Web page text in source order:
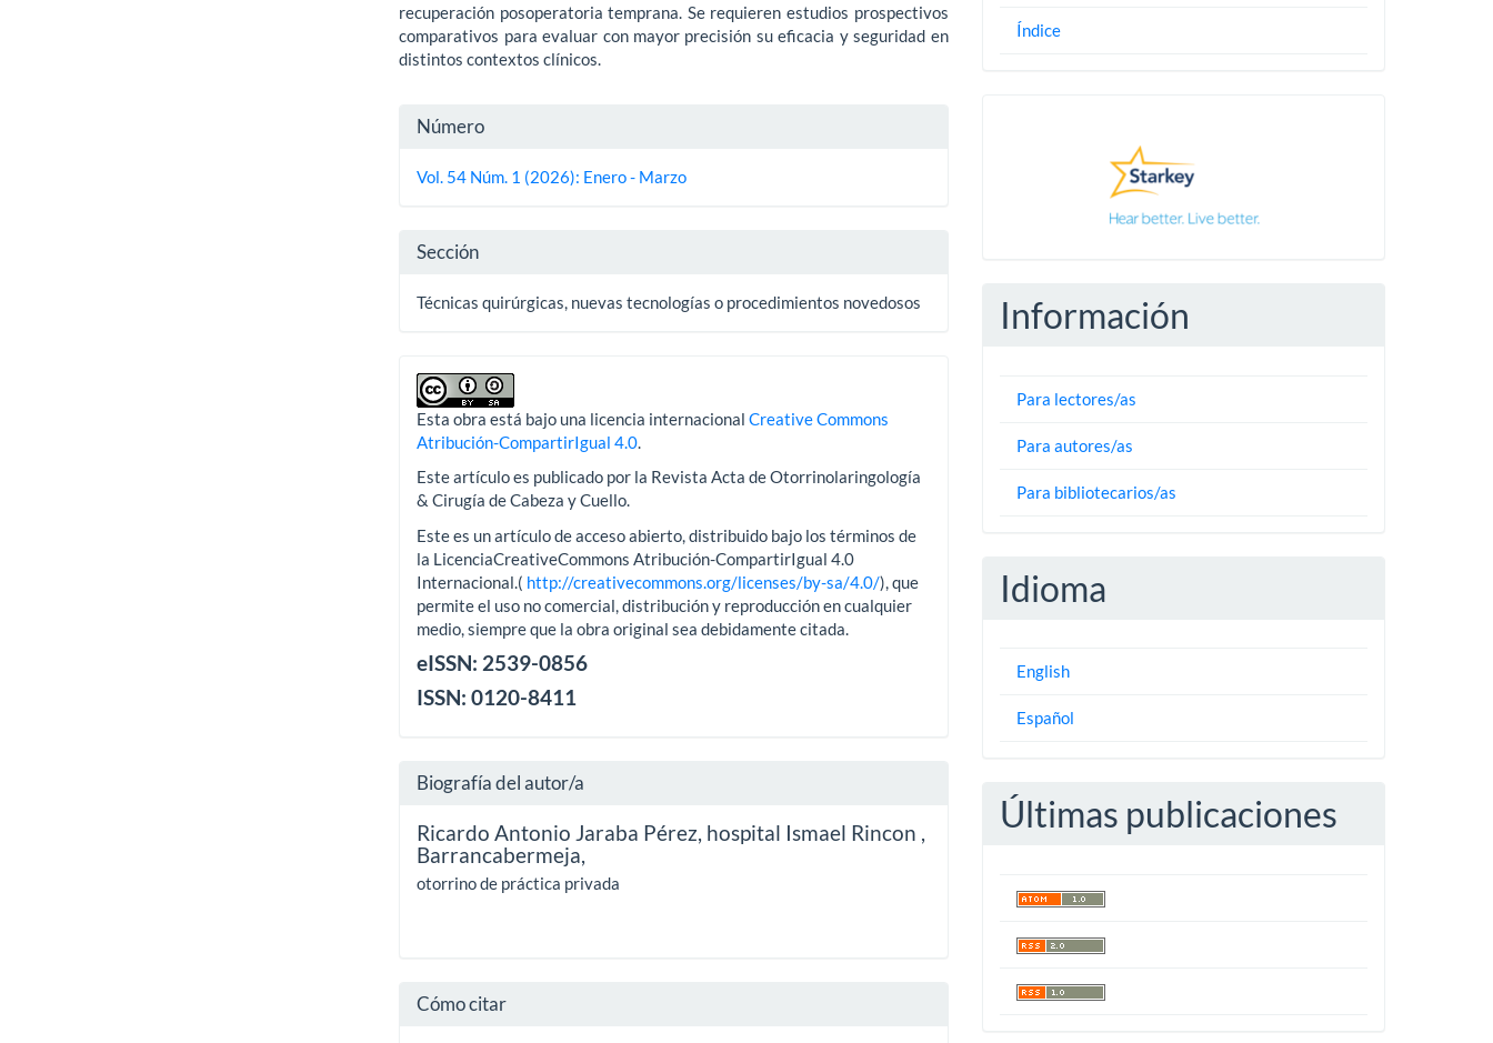
recuperación posoperatoria temprana. Se requieren estudios prospectivos
comparativos para eva­luar con mayor precisión su eficacia y seguridad en
distintos contextos clínicos.
Detalles
del
Número
Vol. 54 Núm. 1 (2026): Enero - Marzo
Sección
Técnicas quirúrgicas, nuevas tecnologías o procedimientos novedosos
Esta obra está bajo una licencia internacionalCreative Commons
Atribución-CompartirIgual 4.0
Este artículo es publicado por la Revista Acta de Otorrinolaringología
& Cirugía de Cabeza y Cuello.
Este es un artículo de acceso abierto, distribuido bajo los términos de
la LicenciaCreativeCommons Atribución-CompartirIgual 4.0
Internacional.( http://creativecommons.org/licenses/by-sa/4.0/), que
permite el uso no comercial, distribución y reproducción en cualquier
medio, siempre que la obra original sea debidamente citada.
eISSN: 2539-0856
ISSN: 0120-8411
Biografía del autor/a
Ricardo Antonio Jaraba Pérez, hospital Ismael Rincon ,
Barrancabermeja,
otorrino de práctica privada
Cómo citar
Índice
Información
Para lectores/as
Para autores/as
Para bibliotecarios/as
Idioma
English
Español
Últimas publicaciones